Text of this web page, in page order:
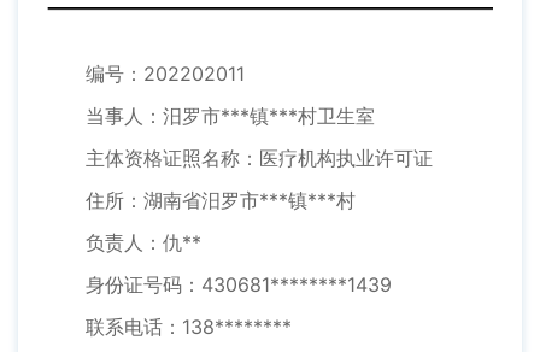
编号：202202011
当事人：汨罗市***镇***村卫生室
主体资格证照名称：医疗机构执业许可证
住所：湖南省汨罗市***镇***村
负责人：仇**
身份证号码：430681********1439
联系电话：138********